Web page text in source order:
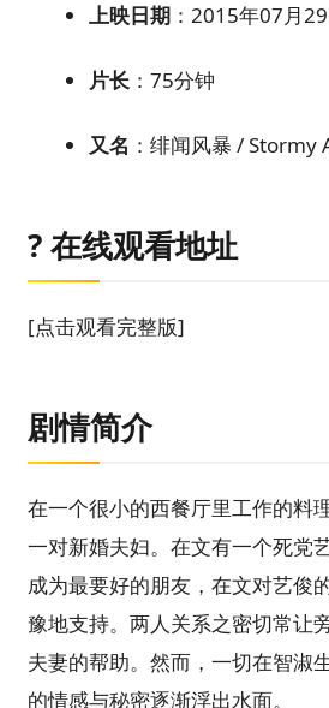
上映日期 ：2015年07月29
片长 ：75分钟
又名 ：绯闻风暴 / Stormy
?️ 在线观看地址
[点击观看完整版]
剧情简介
在一个很小的西餐厅里工作的料
一对新婚夫妇。在文有一个死党
成为最要好的朋友，在文对艺俊
豫地支持。两人关系之密切常让
夫妻的帮助。然而，一切在智淑
的情感与秘密逐渐浮出水面。